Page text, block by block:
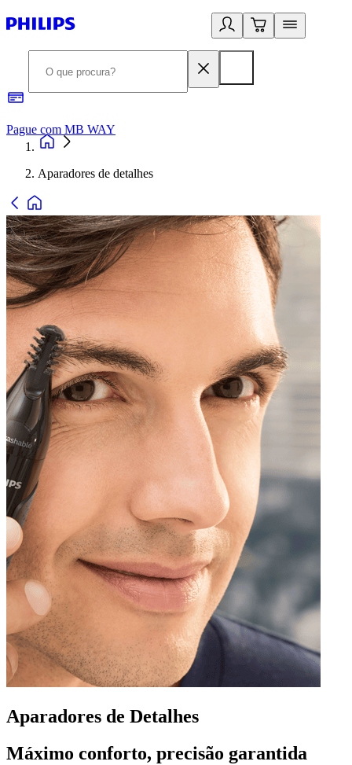
Pague com MB WAY
Aparadores de detalhes
Aparadores de Detalhes
Máximo conforto, precisão garantida